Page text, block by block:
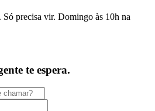
precisa vir. Domingo às 10h na
te espera.